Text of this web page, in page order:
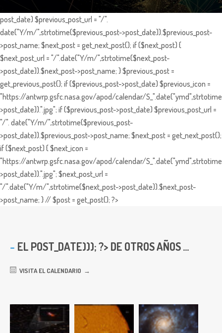
post_date) $previous_post_url = "/".
date("Y/m/",strtotime($previous_post->post_date)).$previous_post-
>post_name; $next_post = get_next_post(); if ($next_post) {
$next_post_url = "/".date("Y/m/",strtotime($next_post-
>post_date)).$next_post->post_name; } $previous_post =
get_previous_post(); if ($previous_post->post_date) $previous_icon =
"https://antwrp.gsfc.nasa.gov/apod/calendar/
>post_date)).".jpg"; if ($previous_post->post_date) $previous_post_url =
"/". date("Y/m/",strtotime($previous_post-
>post_date)).$previous_post->post_name; $next_post = get_next_post();
if ($next_post) { $next_icon =
"https://antwrp.gsfc.nasa.gov/apod/calendar/
>post_date)).".jpg"; $next_post_url =
"/".date("Y/m/",strtotime($next_post->post_date)).$next_post-
>post_name; } // $post = get_post(); ?>
EL POST_DATE))); ?> DE OTROS AÑOS ...
VISITA EL CALENDARIO